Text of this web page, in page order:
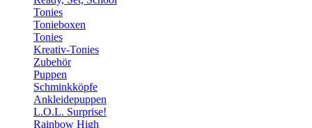
Tonies
Tonieboxen
Tonies
Kreativ-Tonies
Zubehör
Puppen
Schminkköpfe
Ankleidepuppen
L.O.L. Surprise!
Rainbow High